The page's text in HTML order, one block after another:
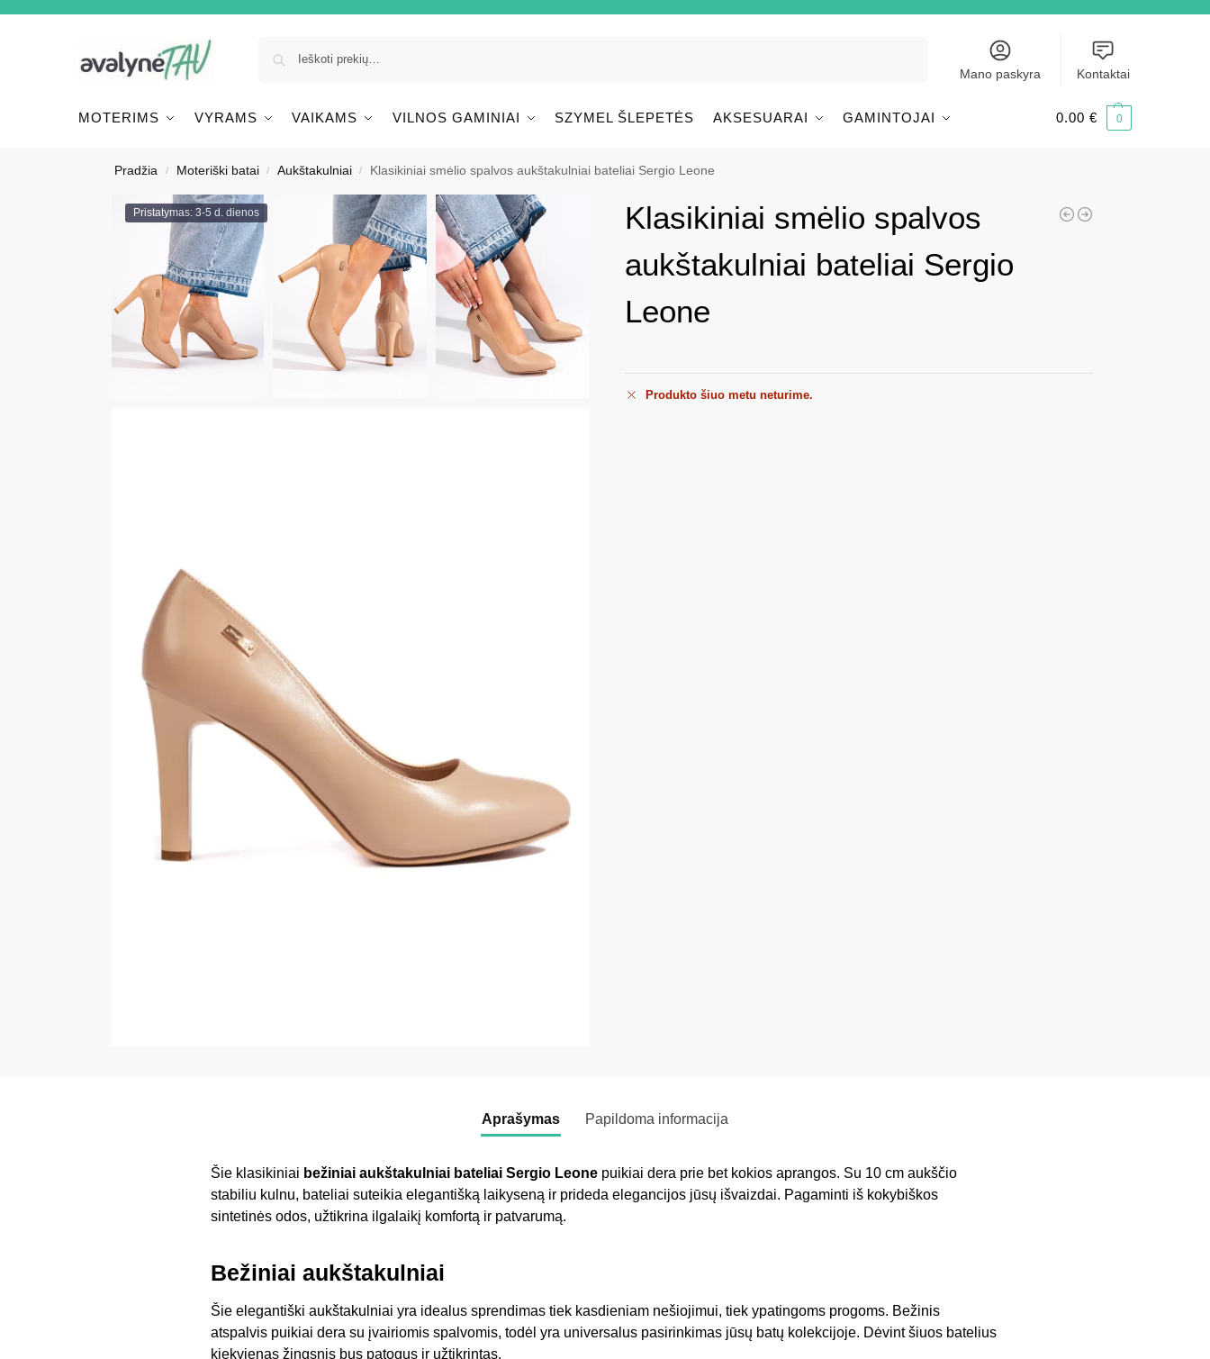
Mano paskyra Kontaktai
MOTERIMS VYRAMS VAIKAMS VILNOS GAMINIAI SZYMEL ŠLEPETĖS AKSESUARAI GAMINTOJAI 0.00 € 0
Pradžia / Moteriški batai / Aukštakulniai / Klasikiniai smėlio spalvos aukštakulniai bateliai Sergio Leone
Pristatymas: 3-5 d. dienos
Klasikiniai smėlio spalvos
aukštakulniai bateliai Sergio
Leone
Produkto šiuo metu neturime.
Aprašymas Papildoma informacija
Šie klasikiniai bežiniai aukštakulniai bateliai Sergio Leonepuikiai dera prie bet kokios aprangos. Su 10 cm aukščio
stabiliu kulnu, bateliai suteikia elegantišką laikyseną ir prideda elegancijos jūsų išvaizdai. Pagaminti iš kokybiškos
sintetinės odos, užtikrina ilgalaikį komfortą ir patvarumą.
Bežiniai aukštakulniai
Šie elegantiški aukštakulniai yra idealus sprendimas tiek kasdieniam nešiojimui, tiek ypatingoms progoms. Bežinis
atspalvis puikiai dera su įvairiomis spalvomis, todėl yra universalus pasirinkimas jūsų batų kolekcijoje. Dėvint šiuos batelius
kiekvienas žingsnis bus patogus ir užtikrintas.